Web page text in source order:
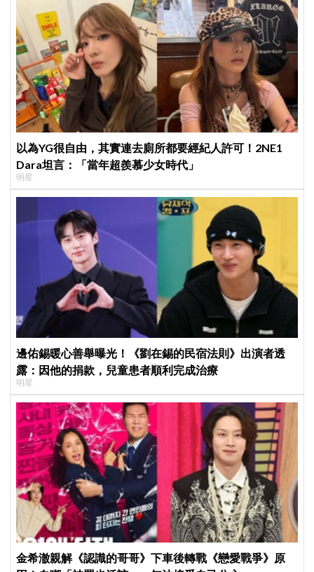
以為YG很自由，其實連去廁所都要經紀人許可！2NE1
Dara坦言：「當年超羨慕少女時代」
明星
邊佑錫暖心善舉曝光！《劉在錫的民宿法則》出演者透
露：因他的捐款，兒童患者順利完成治療
明星
金希澈親解《認識的哥哥》下車後轉戰《戀愛戰爭》原